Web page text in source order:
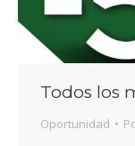
Todos los
Oportunidad